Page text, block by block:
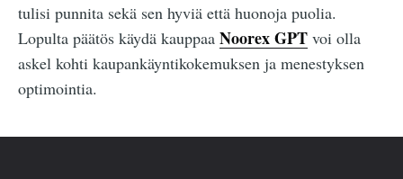
tulisi punnita sekä sen hyviä että huonoja puolia.
Lopulta päätös käydä kauppaa Noorex GPT voi olla
askel kohti kaupankäyntikokemuksen ja menestyksen
optimointia.